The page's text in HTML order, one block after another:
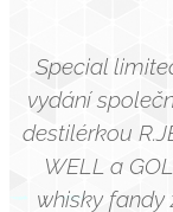
Special
vydání
destilérkou
WELL a
whisky fandy